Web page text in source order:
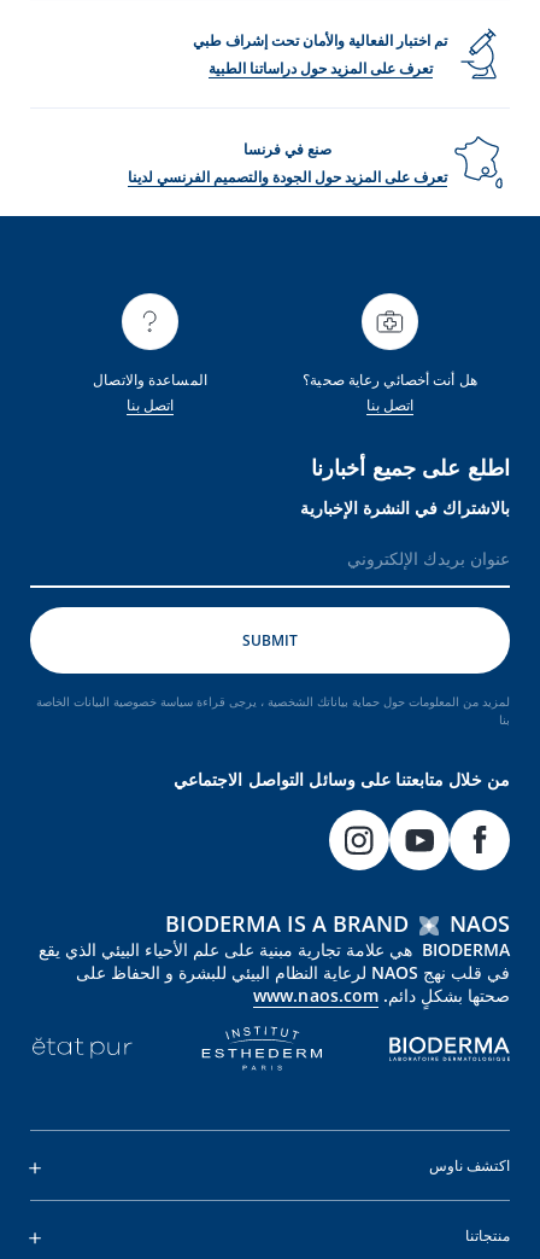
تم اختبار الفعالية والأمان تحت إشراف طبي
تعرف على المزيد حول دراساتنا الطبية
صنع في فرنسا
تعرف على المزيد حول الجودة والتصميم الفرنسي لدينا
هل أنت أخصائي رعاية صحية؟
اتصل بنا
المساعدة والاتصال
اتصل بنا
اطلع على جميع أخبارنا
بالاشتراك في النشرة الإخبارية
لمزيد من المعلومات حول حماية بياناتك الشخصية ، يرجى قراءة سياسة خصوصية البيانات الخاصة
بنا
من خلال متابعتنا على وسائل التواصل الاجتماعي
BIODERMA IS A BRAND NAOS
BIODERMA هي علامة تجارية مبنية على علم الأحياء البيئي الذي يقع
في قلب نهج NAOS لرعاية النظام البيئي للبشرة و الحفاظ على
صحتها بشكلٍ دائم. www.naos.com
اكتشف ناوس
منتجاتنا